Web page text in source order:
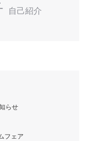
自己紹介
らせ
フェア